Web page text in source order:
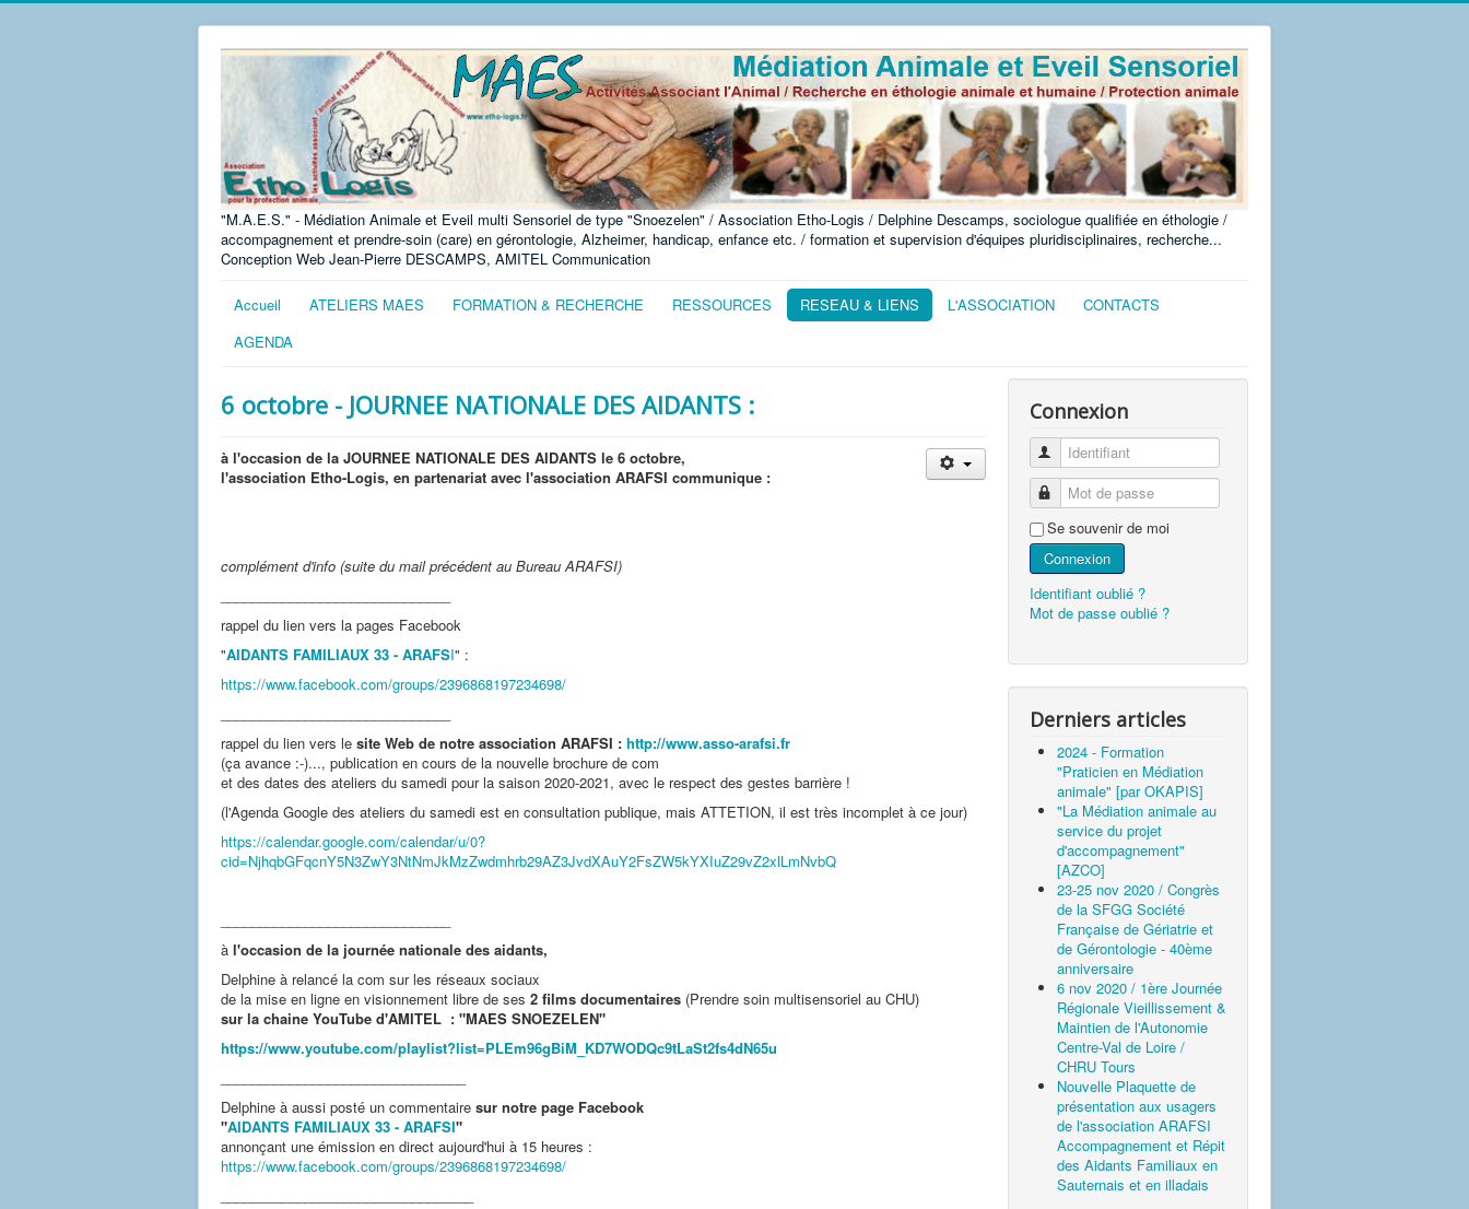
"M.A.E.S." - Médiation Animale et Eveil multi Sensoriel de type "Snoezelen" / Association Etho-Logis / Delphine Descamps, sociologue qualifiée en éthologie /
accompagnement et prendre-soin (care) en gérontologie, Alzheimer, handicap, enfance etc. / formation et supervision d'équipes pluridisciplinaires, recherche...
Conception Web Jean-Pierre DESCAMPS, AMITEL Communication
Accueil ATELIERS MAES FORMATION & RECHERCHE RESSOURCES RESEAU & LIENS L'ASSOCIATION
CONTACTS
AGENDA
6 octobre - JOURNEE NATIONALE DES AIDANTS :
à l'occasion de la JOURNEE NATIONALE DES AIDANTS le 6 octobre,
l'association Etho-Logis, en partenariat avec l'association ARAFSI communique :
complément d'info (suite du mail précédent au Bureau ARAFSI)
rappel du lien vers la pages Facebook
"AIDANTS FAMILIAUX 33 - ARAFSI" :
https://www.facebook.com/groups/2396868197234698/
rappel du lien vers le site Web de notre association ARAFSI : http://www.asso-arafsi.fr
(ça avance :-)..., publication en cours de la nouvelle brochure de com
et des dates des ateliers du samedi pour la saison 2020-2021, avec le respect des gestes barrière !
(l'Agenda Google des ateliers du samedi est en consultation publique, mais ATTETION, il est très incomplet à ce jour)
https://calendar.google.com/calendar/u/0?
cid=NjhqbGFqcnY5N3ZwY3NtNmJkMzZwdmhrb29AZ3JvdXAuY2FsZW5kYXIuZ29vZ2xlLmNvbQ
à l'occasion de la journée nationale des aidants,
Delphine à relancé la com sur les réseaux sociaux
de la mise en ligne en visionnement libre de ses 2 films documentaires (Prendre soin multisensoriel au CHU)
sur la chaine YouTube d'AMITEL : "MAES SNOEZELEN"
https://www.youtube.com/playlist?list=PLEm96gBiM_KD7WODQc9tLaSt2fs4dN65u
Delphine à aussi posté un commentaire sur notre page Facebook
"AIDANTS FAMILIAUX 33 - ARAFSI"
annonçant une émission en direct aujourd'hui à 15 heures :
https://www.facebook.com/groups/2396868197234698/
Connexion
Identifiant
Mot de passe
Se souvenir de moi
Connexion
Identifiant oublié ?
Mot de passe oublié ?
Derniers articles
2024 - Formation
"Praticien en Médiation
animale" [par OKAPIS]
"La Médiation animale au
service du projet
d'accompagnement"
[AZCO]
23-25 nov 2020 / Congrès
de la SFGG Société
Française de Gériatrie et
de Gérontologie - 40ème
anniversaire
6 nov 2020 / 1ère Journée
Régionale Vieillissement &
Maintien de l'Autonomie
Centre-Val de Loire /
CHRU Tours
Nouvelle Plaquette de
présentation aux usagers
de l'association ARAFSI
Accompagnement et Répit
des Aidants Familiaux en
Sauternais et en illadais